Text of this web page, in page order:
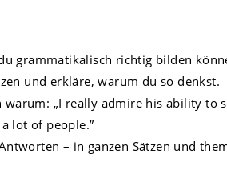
grammatikalisch richtig bilden
und erkläre, warum du so denkst.
„I really admire his ability to
lot of people.”
– in ganzen Sätzen und